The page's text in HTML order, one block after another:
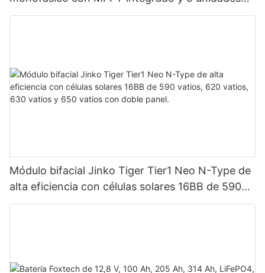
en paralelo para sistema fotovoltaico.
Módulo bifacial Jinko Tiger Tier1 Neo N-Type de
alta eficiencia con células solares 16BB de 590
vatios, 620 vatios, 630 vatios y 650 vatios con